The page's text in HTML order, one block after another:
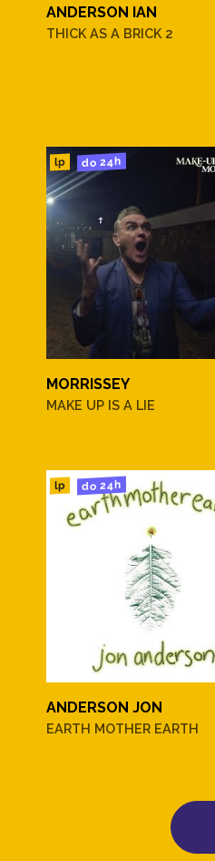
ANDERSON IAN
THICK AS A BRICK 2
lp do 24h
MORRISSEY
MAKE UP IS A LIE
lp do 24h
ANDERSON JON
EARTH MOTHER EARTH